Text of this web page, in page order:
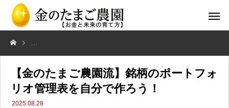
【金のたまご農園流】銘柄のポートフォリオ管理表を自分で作ろう！
【金のたまご農園流】銘柄のポートフォ
リオ管理表を自分で作ろう！
2025.08.28